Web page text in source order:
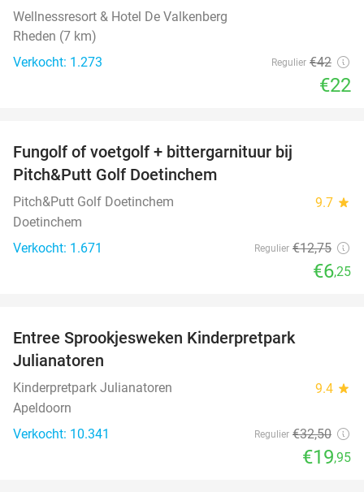
Wellnessresort & Hotel De Valkenberg
Rheden (7 km)
Verkocht: 1.273
Regulier €42
€22
Fungolf of voetgolf + bittergarnituur bij
Pitch&Putt Golf Doetinchem
Pitch&Putt Golf Doetinchem 9.7 star
Doetinchem
Verkocht: 1.671
Regulier €12,75
€6,25
Entree Sprookjesweken Kinderpretpark
Julianatoren
Kinderpretpark Julianatoren 9.4 star
Apeldoorn
Verkocht: 10.341
Regulier €32,50
€19,95